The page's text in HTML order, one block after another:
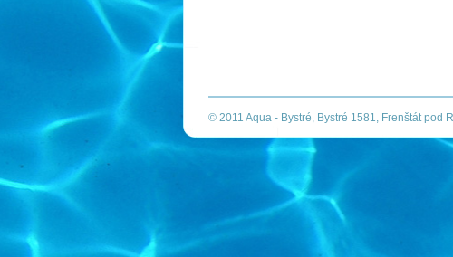
© 2011 Aqua - Bystré, Bystré 1581, Frenštát pod